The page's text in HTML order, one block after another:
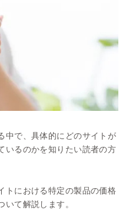
中で、具体的にどのサイトが
いるのかを知りたい読者の方
トにおける特定の製品の価格
て解説します。